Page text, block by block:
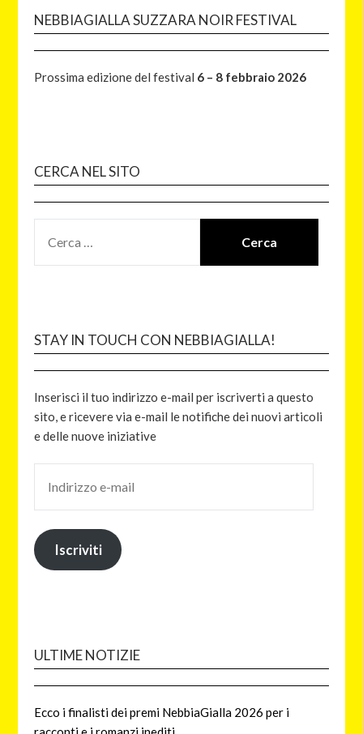
NEBBIAGIALLA SUZZARA NOIR FESTIVAL
Prossima edizione del festival 6 – 8 febbraio 2026
CERCA NEL SITO
STAY IN TOUCH CON NEBBIAGIALLA!
Inserisci il tuo indirizzo e-mail per iscriverti a questo
sito, e ricevere via e-mail le notifiche dei nuovi articoli
e delle nuove iniziative
Iscriviti
ULTIME NOTIZIE
Ecco i finalisti dei premi NebbiaGialla 2026 per i